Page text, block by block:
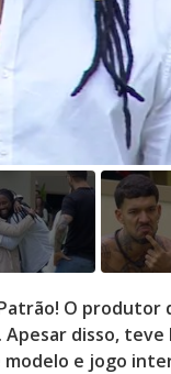
O
disso, teve
e jogo